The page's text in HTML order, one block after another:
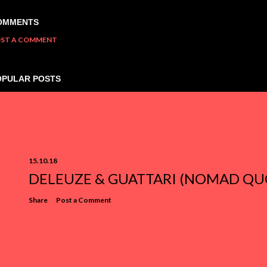
A COMMENT
POSTS
15.10.18
DELEUZE & GUATTARI (NOMAD
Share Post a Comment